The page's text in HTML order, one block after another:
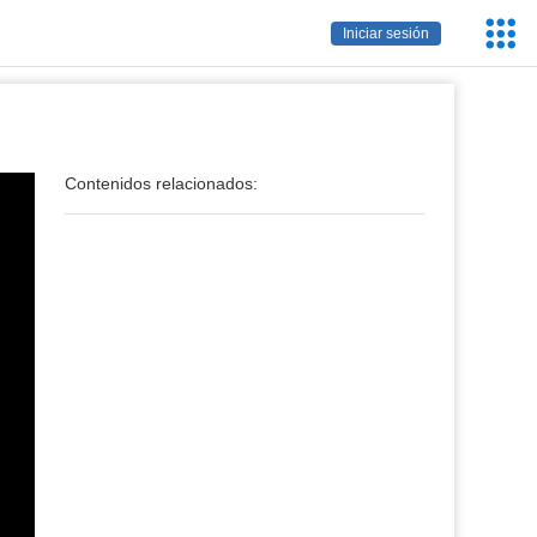
Iniciar sesión
Contenidos relacionados: